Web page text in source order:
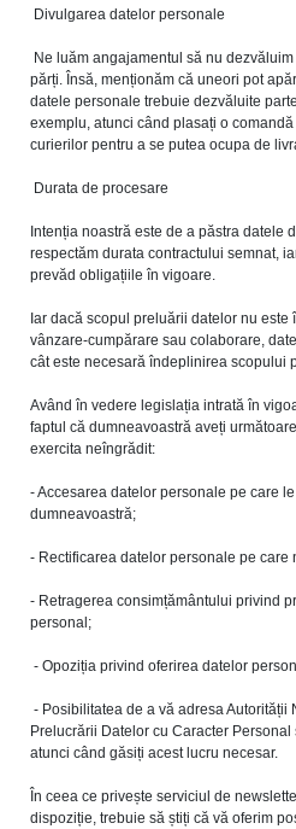
Divulgarea datelor personale
Ne luăm angajamentul să nu
părți. Însă, menționăm că uneori pot
datele personale trebuie dezvăluite
exemplu, atunci când plasați o
curierilor pentru a se putea ocupa de
Durata de procesare
Intenția noastră este de a păstra datele
respectăm durata contractului semnat,
prevăd obligațiile în vigoare.
Iar dacă scopul preluării datelor nu este
vânzare-cumpărare sau colaborare,
cât este necesară îndeplinirea scopului
Având în vedere legislația intrată în
faptul că dumneavoastră aveți
exercita neîngrădit:
- Accesarea datelor personale pe care
dumneavoastră;
- Rectificarea datelor personale pe care
- Retragerea consimțământului privind
personal;
- Opoziția privind oferirea datelor
- Posibilitatea de a vă adresa
Prelucrării Datelor cu Caracter
atunci când găsiți acest lucru necesar.
În ceea ce privește serviciul de
dispoziție, trebuie să știți că vă oferim